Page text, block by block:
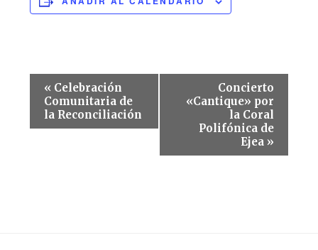
Navegación
del
Evento
« Celebración
Comunitaria de
la Reconciliación
Concierto
«Cantique» por
la Coral
Polifónica de
Ejea »